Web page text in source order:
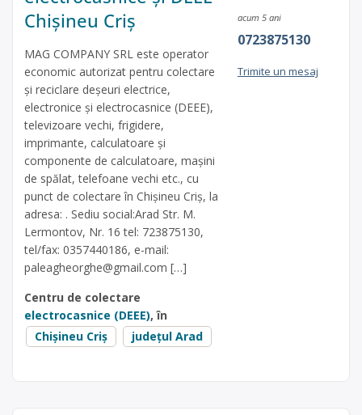
Chișineu Criș
MAG COMPANY SRL este operator
economic autorizat pentru colectare
și reciclare deșeuri electrice,
electronice și electrocasnice (DEEE),
televizoare vechi, frigidere,
imprimante, calculatoare și
componente de calculatoare, mașini
de spălat, telefoane vechi etc., cu
punct de colectare în Chișineu Criș, la
adresa: . Sediu social:Arad Str. M.
Lermontov, Nr. 16 tel: 723875130,
tel/fax: 0357440186, e-mail:
paleagheorghe@gmail.com […]
Centru de colectare
electrocasnice (DEEE), în
Chișineu Criș
județul Arad
acum 5 ani
0723875130
Trimite un mesaj